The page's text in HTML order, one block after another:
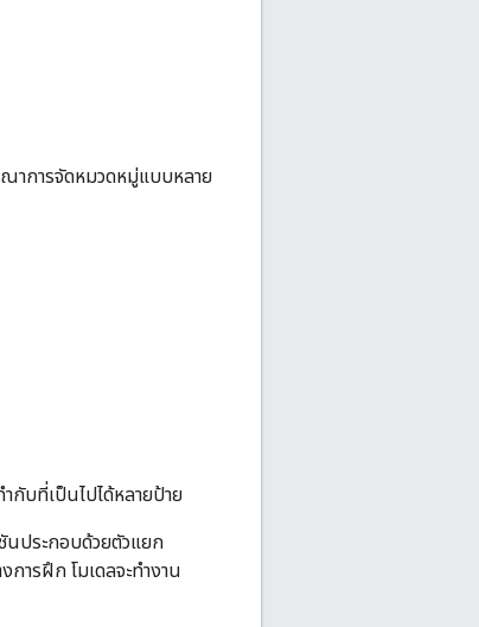
าการจัดหมวดหมู่แบบหลาย
กับที่เป็นไปได้หลายป้าย
นประกอบด้วยตัวแยก
การฝึก โมเดลจะทํางาน